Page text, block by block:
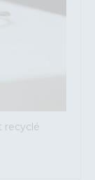
recyclé